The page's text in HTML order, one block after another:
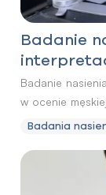
Badanie
Badanie
w ocenie
w przypadku
rodziny. Wyniki
całościowo,
Badania